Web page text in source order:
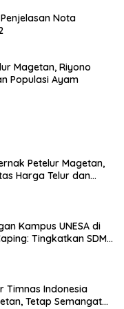
Nota
Magetan, Riyono
Populasi Ayam
Petelur Magetan,
Harga Telur dan
Kampus UNESA di
Tingkatkan SDM
Timnas Indonesia
Tetap Semangat